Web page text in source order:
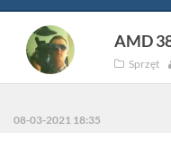
AMD
Sprzęt
08-03-2021 18:35